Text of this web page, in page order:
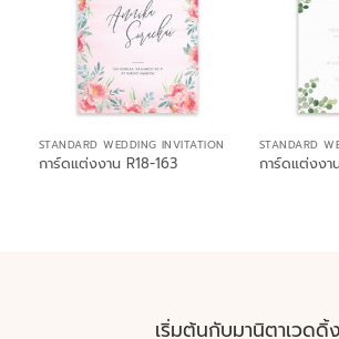
STANDARD WEDDING INVITATION
การ์ดแต่งงาน R18-163
STANDARD
การ์ดแต่งงา
เริ่มต้นกับมานิตาเวดดิ้ง